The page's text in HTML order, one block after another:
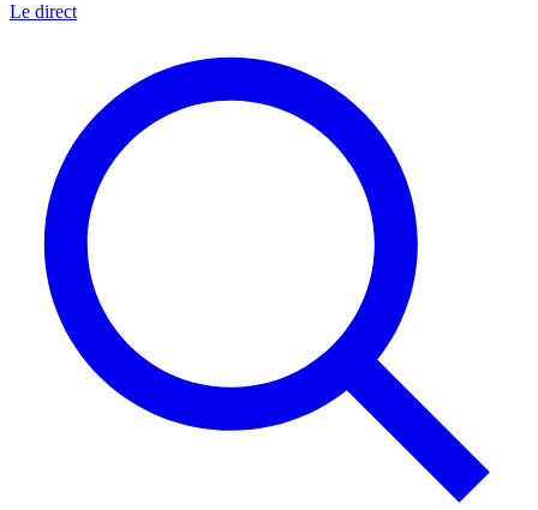
Le direct